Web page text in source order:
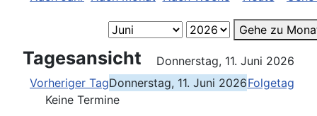
Gehe zu
Tagesansicht
Donnerstag, 11. Juni 2026
Vorheriger TagDonnerstag, 11. Juni 2026Folgetag
Keine Termine